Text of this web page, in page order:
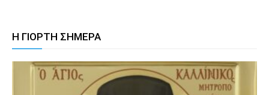
Η ΓΙΟΡΤΗ ΣΗΜΕΡΑ